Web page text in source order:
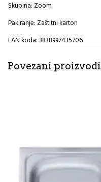
Skupina: Zoom
Pakiranje: Zaštitni karton
EAN koda: 3838997435706
Povezani proizvodi